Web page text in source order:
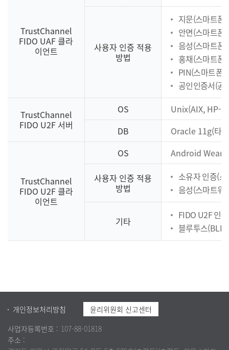
TrustChannel
FIDO UAF 클라
이언트
사용자 인증 적용
방법
지문(스마트폰
안면(스마트폰
음성(스마트폰
홍채(스마트폰
PIN(스마트폰
공인인증서(공
TrustChannel
FIDO U2F 서버
OS
Unix(AIX, HP-
DB
Oracle 11g(타
TrustChannel
FIDO U2F 클라
이언트
OS Android Wear
사용자 인증 적용
방법
소유자 인증(
음성(스마트워
기타
FIDO U2F 인
블루투스(BLE)
개인정보처리방침
윤리위원회 신고센터
사업자등록번호 : 107-88-01818
주소 :